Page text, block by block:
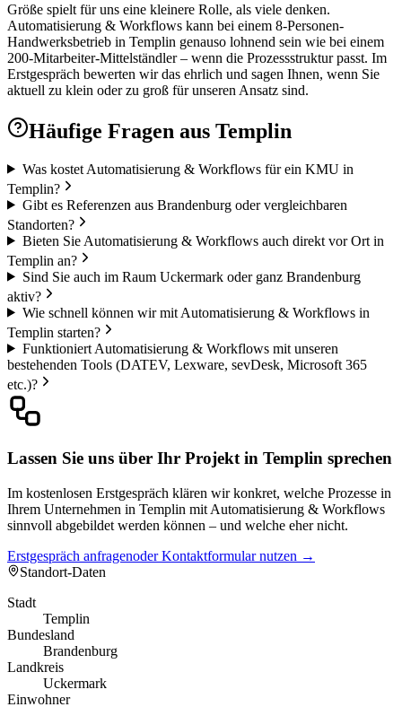
Größe spielt für uns eine kleinere Rolle, als viele denken.
Automatisierung & Workflows kann bei einem 8-Personen-
Handwerksbetrieb in Templin genauso lohnend sein wie bei einem
200-Mitarbeiter-Mittelständler – wenn die Prozessstruktur passt. Im
Erstgespräch bewerten wir das ehrlich und sagen Ihnen, wenn Sie
aktuell zu klein oder zu groß für unseren Ansatz sind.
Häufige Fragen aus Templin
Was kostet Automatisierung & Workflows für ein KMU in
Templin?
Gibt es Referenzen aus Brandenburg oder vergleichbaren
Standorten?
Bieten Sie Automatisierung & Workflows auch direkt vor Ort in
Templin an?
Sind Sie auch im Raum Uckermark oder ganz Brandenburg
aktiv?
Wie schnell können wir mit Automatisierung & Workflows in
Templin starten?
Funktioniert Automatisierung & Workflows mit unseren
bestehenden Tools (DATEV, Lexware, sevDesk, Microsoft 365
etc.)?
Lassen Sie uns über Ihr Projekt in Templin sprechen
Im kostenlosen Erstgespräch klären wir konkret, welche Prozesse in
Ihrem Unternehmen in Templin mit Automatisierung & Workflows
sinnvoll abgebildet werden können – und welche eher nicht.
Erstgespräch anfragenoder Kontaktformular nutzen →
Standort-Daten
Stadt
Templin
Bundesland
Brandenburg
Landkreis
Uckermark
Einwohner